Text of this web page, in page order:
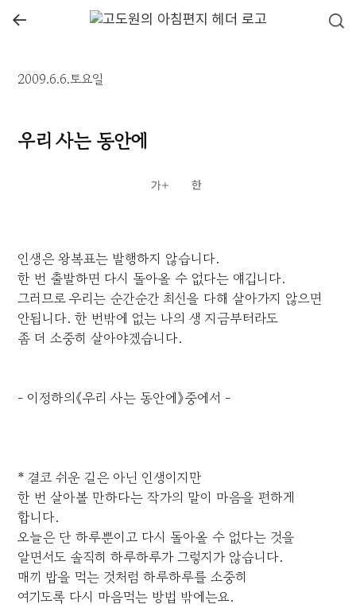
←
2009.6.6.토요일
우리 사는 동안에
인생은 왕복표는 발행하지 않습니다.
한 번 출발하면 다시 돌아올 수 없다는 얘깁니다.
그러므로 우리는 순간순간 최선을 다해 살아가지 않으면
안됩니다. 한 번밖에 없는 나의 생 지금부터라도
좀 더 소중히 살아야겠습니다.
- 이정하의《우리 사는 동안에》중에서 -
* 결코 쉬운 길은 아닌 인생이지만
한 번 살아볼 만하다는 작가의 말이 마음을 편하게
합니다.
오늘은 단 하루뿐이고 다시 돌아올 수 없다는 것을
알면서도 솔직히 하루하루가 그렇지가 않습니다.
매끼 밥을 먹는 것처럼 하루하루를 소중히
여기도록 다시 마음먹는 방법 밖에는요.